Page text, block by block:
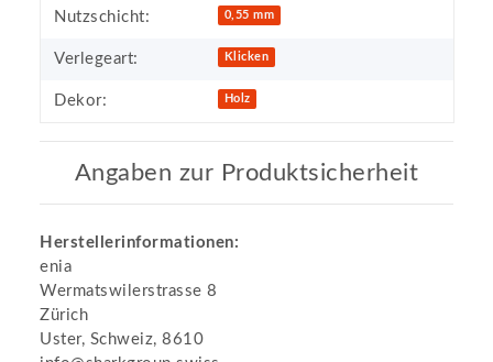
Nutzschicht: 0,55 mm
Verlegeart: Klicken
Dekor: Holz
Angaben zur Produktsicherheit
Herstellerinformationen:
enia
Wermatswilerstrasse 8
Zürich
Uster, Schweiz, 8610